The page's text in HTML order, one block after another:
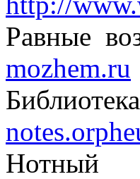
Равные
mozhem.ru